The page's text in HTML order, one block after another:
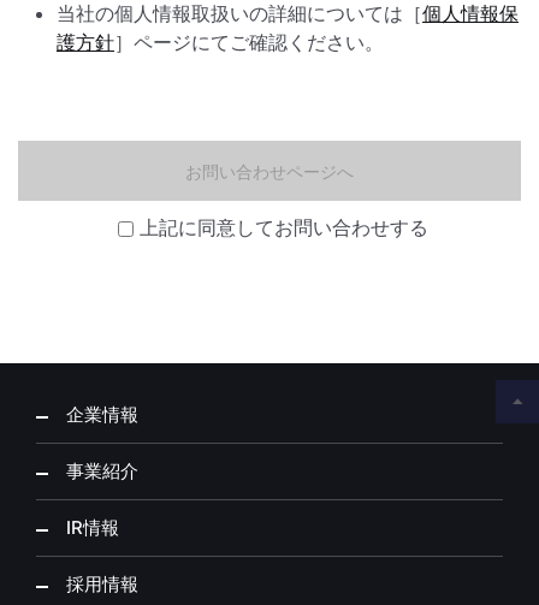
当社の個人情報取扱いの詳細については［個人情報保
護方針］ページにてご確認ください。
お問い合わせページへ
上記に同意してお問い合わせする
企業情報
事業紹介
IR情報
採用情報